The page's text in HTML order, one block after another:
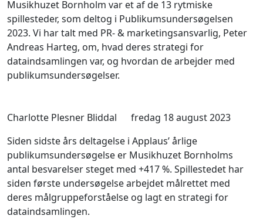
Musikhuzet Bornholm var et afde 13 rytmiske
spillesteder, som deltog i Publikumsundersøgelsen
2023. Vi har talt med PR- & marketingsansvarlig, Peter
Andreas Harteg, om, hvad deres strategi for
dataindsamlingen var, og hvordan de arbejder med
publikumsundersøgelser.
Charlotte Plesner Bliddal
fredag 18 august 2023
Siden sidste års deltagelse i Applaus’ årlige
publikumsundersøgelse er Musikhuzet Bornholms
antal besvarelser steget med +417 %. Spillestedet har
siden første undersøgelse arbejdet målrettet med
deres målgruppeforståelse og lagt en strategi for
dataindsamlingen.